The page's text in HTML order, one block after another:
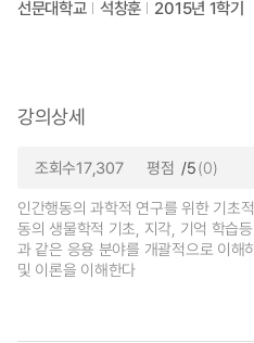
선문대학교 석창훈 2015년 1학기
강의상세
조회수17,307 평점 /5(0)
인간행동의 과학적 연구를 위한 기초
동의 생물학적 기초, 지각, 기억 학습
과 같은 응용 분야를 개괄적으로 이해
및 이론을 이해한다